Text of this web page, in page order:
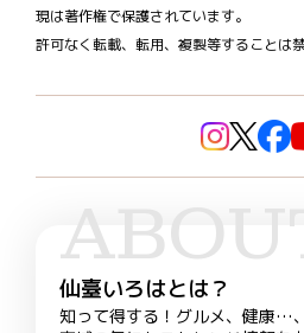
現は著作権で保護されています。
許可なく転載、転用、複製等することは
仙臺いろはとは？
知って得する！グルメ、健康…、